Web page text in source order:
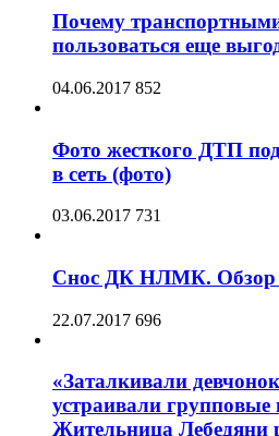
Почему
пользоваться еще
04.06.2017 852
Фото жесткого ДТП
в сеть (фото)
03.06.2017 731
Снос ДК НЛМК. Обзор
22.07.2017 696
«Заталкивали
устраивали групповые
Жительница Лебедяни